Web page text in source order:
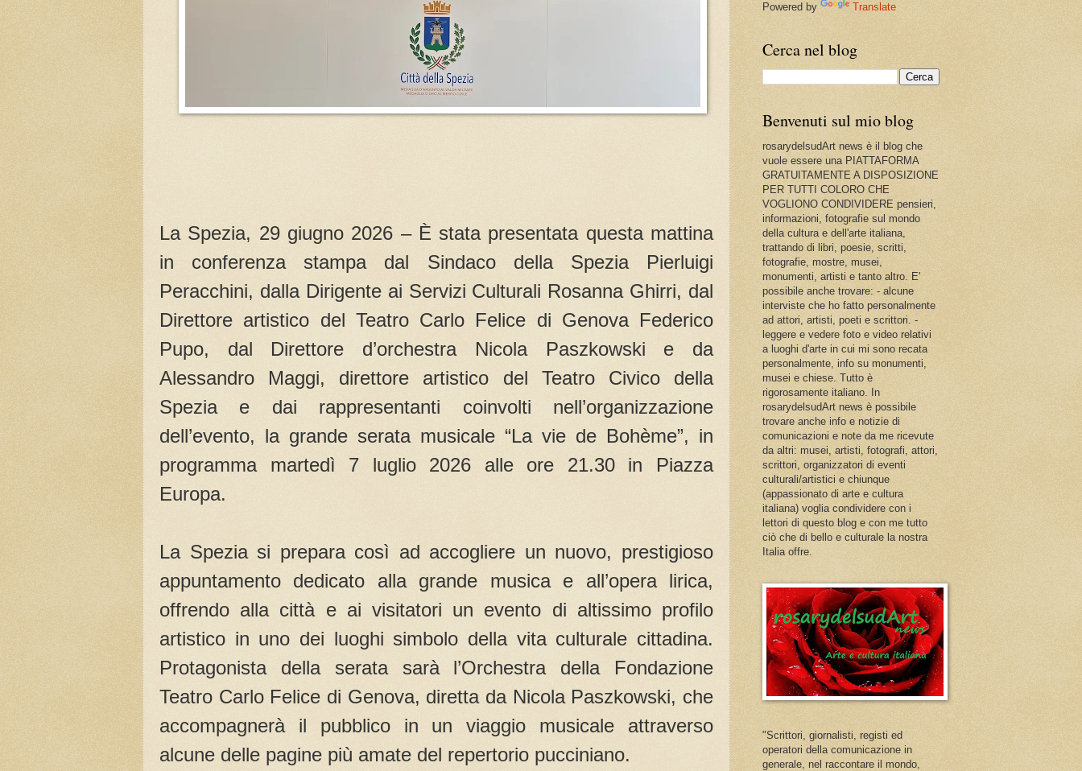
La Spezia, 29 giugno 2026 – È stata presentata questa mattina
in conferenza stampa dal Sindaco della Spezia Pierluigi
Peracchini, dalla Dirigente ai Servizi Culturali Rosanna Ghirri, dal
Direttore artistico del Teatro Carlo Felice di Genova Federico
Pupo, dal Direttore d’orchestra Nicola Paszkowski e da
Alessandro Maggi, direttore artistico del Teatro Civico della
Spezia e dai rappresentanti coinvolti nell’organizzazione
dell’evento, la grande serata musicale “La vie de Bohème”, in
programma martedì 7 luglio 2026 alle ore 21.30 in Piazza
Europa.
La Spezia si prepara così ad accogliere un nuovo, prestigioso
appuntamento dedicato alla grande musica e all’opera lirica,
offrendo alla città e ai visitatori un evento di altissimo profilo
artistico in uno dei luoghi simbolo della vita culturale cittadina.
Protagonista della serata sarà l’Orchestra della Fondazione
Teatro Carlo Felice di Genova, diretta da Nicola Paszkowski, che
accompagnerà il pubblico in un viaggio musicale attraverso
alcune delle pagine più amate del repertorio pucciniano.
Powered by Translate
Cerca nel blog
Benvenuti sul mio blog
rosarydelsudArt news è il blog che
vuole essere una PIATTAFORMA
GRATUITAMENTE A DISPOSIZIONE
PER TUTTI COLORO CHE
VOGLIONO CONDIVIDERE pensieri,
informazioni, fotografie sul mondo
della cultura e dell'arte italiana,
trattando di libri, poesie, scritti,
fotografie, mostre, musei,
monumenti, artisti e tanto altro. E'
possibile anche trovare: - alcune
interviste che ho fatto personalmente
ad attori, artisti, poeti e scrittori. -
leggere e vedere foto e video relativi
a luoghi d'arte in cui mi sono recata
personalmente, info su monumenti,
musei e chiese. Tutto è
rigorosamente italiano. In
rosarydelsudArt news è possibile
trovare anche info e notizie di
comunicazioni e note da me ricevute
da altri: musei, artisti, fotografi, attori,
scrittori, organizzatori di eventi
culturali/artistici e chiunque
(appassionato di arte e cultura
italiana) voglia condividere con i
lettori di questo blog e con me tutto
ciò che di bello e culturale la nostra
Italia offre.
"Scrittori, giornalisti, registi ed
operatori della comunicazione in
generale, nel raccontare il mondo,